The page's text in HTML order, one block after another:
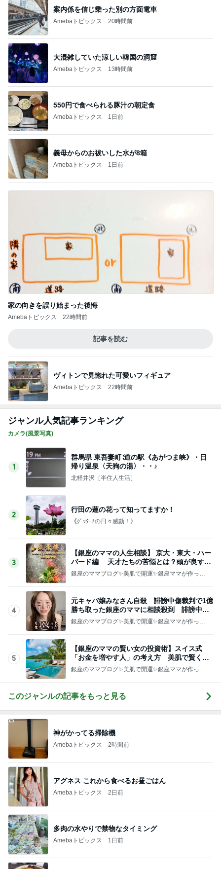
案内係を信じ乗った別の方面電車
Amebaトピックス 20時間前
大混雑していた涼しい韓国の洞窟
Amebaトピックス 13時間前
550円で食べられる豚汁の朝定食
Amebaトピックス 1日前
義母からのお祓いした水が8箱
Amebaトピックス 1日前
家の向きを誤り始まった後悔
Amebaトピックス 22時間前
記事を読む
ヴィトンで見惚れた可愛いフィギュア
Amebaトピックス 22時間前
ジャンル人気記事ランキング
カメラ(風景写真)
1
群馬県 東吾妻町∶道の駅《あがつま峡》・日
帰り温泉〈天狗の湯〉・・♪
北軽井沢［半住人生活］
2
行田の蓮の花って知ってますか！
《ｸﾞｯﾀｰﾅの日々感動！》
3
【銀座のママの人生相談】 京大・東大・ハー
バード編 天才たちの苦悩とは？頭が良すぎ
て悩む人
銀座のママブログ✨美肌で開運✨銀座ママが作った
4
元キャバ嬢みなさん自殺 誹謗中傷裁判で1億
勝ち取った銀座のママに相談殺到 誹謗中傷
は正義じゃない
銀座のママブログ✨美肌で開運✨銀座ママが作った
5
【銀座のママの賢い女の投資術】スイス式
「お金を増やす人」の考え方 美肌で賢く金
運UP これが正解
銀座のママブログ✨美肌で開運✨銀座ママが作った
このジャンルの記事をもっと見る
神がかってる掃除機
Amebaトピックス 2時間前
アグネス これから食べるお昼ごはん
Amebaトピックス 2日前
多肉の水やりで禁物なタイミング
Amebaトピックス 1日前